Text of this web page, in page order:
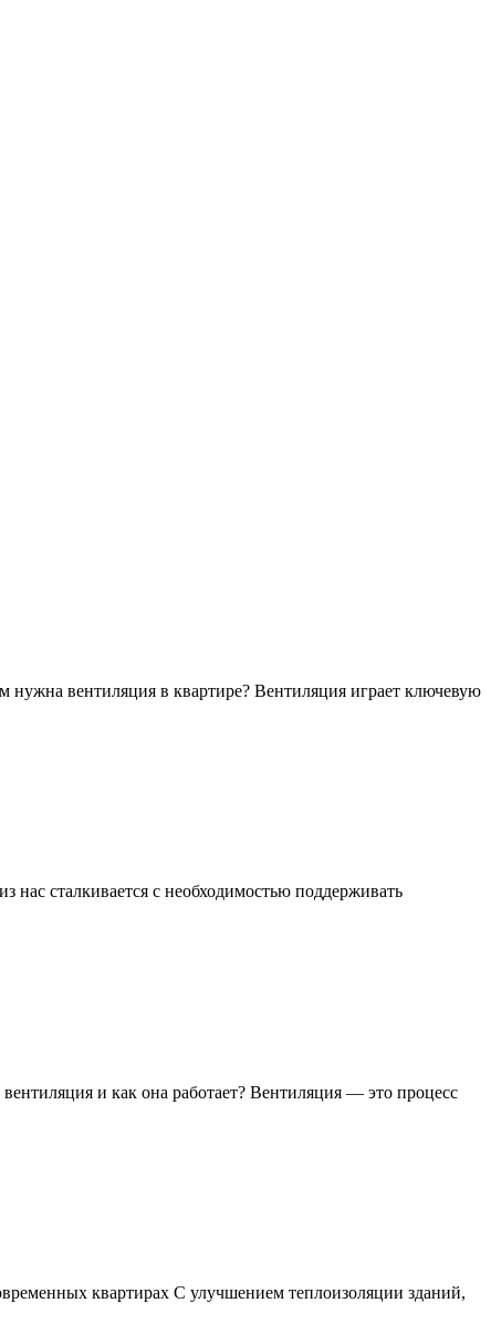
вентиляция в квартире? Вентиляция играет ключевую
нас сталкивается с необходимостью поддерживать
и как она работает? Вентиляция — это процесс
квартирах С улучшением теплоизоляции зданий,